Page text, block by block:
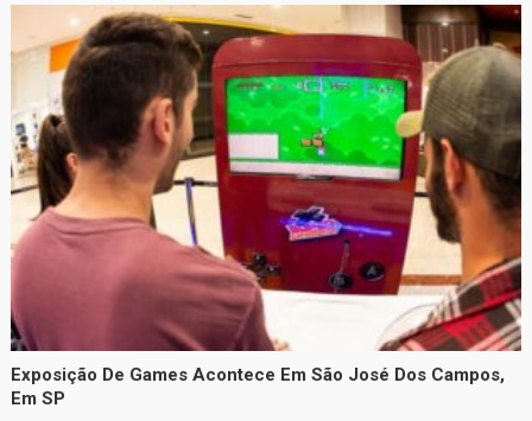
Exposição De Games Acontece Em São José Dos Campos,
Em SP